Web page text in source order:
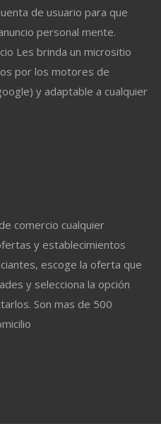
de usuario para que
personal mente.
Les brinda un micrositio
por los motores de
y adaptable a cualquier
comercio cualquier
y establecimientos
escoge la oferta que
y selecciona la opción
Son mas de 500